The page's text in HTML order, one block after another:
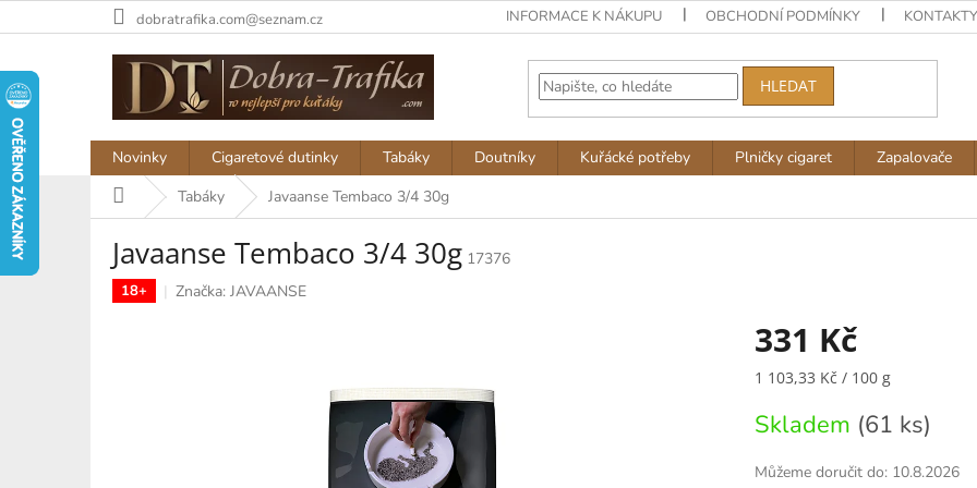
na
dobratrafika.com@seznam.cz INFORMACE K NÁKUPU OBCHODNÍ PODMÍNKY KONTAKTY
HLEDAT
Novinky Cigaretové dutinky Tabáky Doutníky Kuřácké potřeby Plničky cigaret Zapalovače
Domů Tabáky Javaanse Tembaco 3/4 30g
Javaanse Tembaco 3/4 30g 17376
18+ Značka: JAVAANSE
331 Kč
Měrná
1 103,33 Kč / 100 g
Skladem (61 ks)
Můžeme doručit do: 10.8.2026